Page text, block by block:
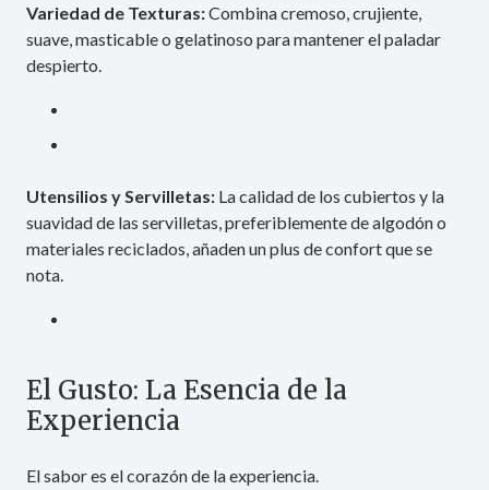
Variedad de Texturas:Combina cremoso, crujiente,
suave, masticable o gelatinoso para mantener el paladar
despierto.
Utensilios y Servilletas: La calidad de los cubiertos y la
suavidad de las servilletas, preferiblemente de algodón o
materiales reciclados, añaden un plus de confort que se
nota.
El Gusto: La Esencia de la
Experiencia
El sabor es el corazón de la experiencia.